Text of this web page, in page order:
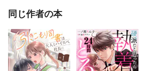
同じ作者の本